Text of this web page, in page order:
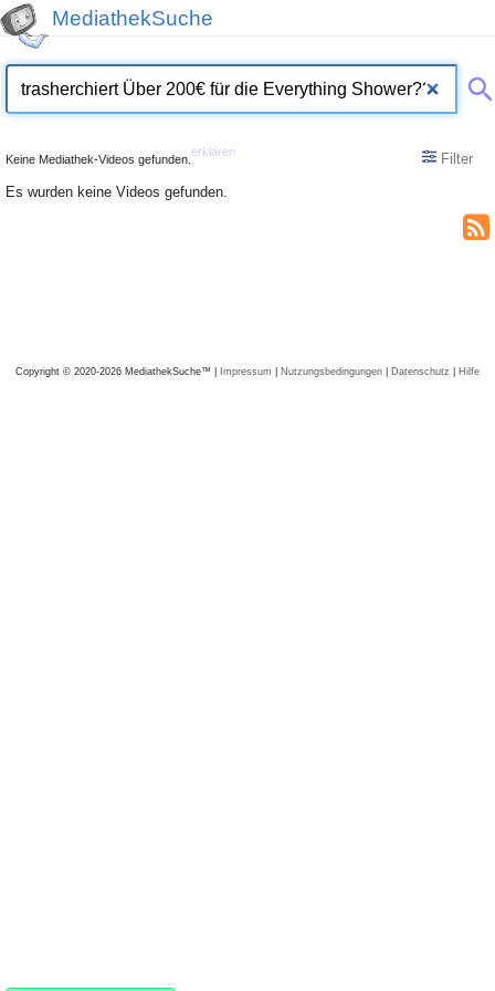
MediathekSuche
Keine Mediathek-Videos gefunden.
erklären
Filter
Es wurden keine Videos gefunden.
Copyright © 2020-2026 MediathekSuche™ | Impressum | Nutzungsbedingungen | Datenschutz | Hilfe